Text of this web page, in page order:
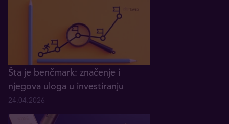
Šta je benčmark: značenje i
njegova uloga u investiranju
24.04.2026